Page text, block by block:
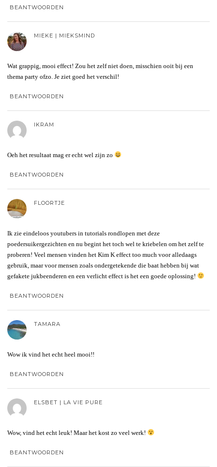
BEANTWOORDEN
MIEKE | MIEKSMIND
Wat grappig, mooi effect! Zou het zelf niet doen, misschien ooit bij een
thema party ofzo. Je ziet goed het verschil!
BEANTWOORDEN
IKRAM
Oeh het resultaat mag er echt wel zijn zo
BEANTWOORDEN
FLOORTJE
Ik zie eindeloos youtubers in tutorials rondlopen met deze
poedersuikergezichten en nu begint het toch wel te kriebelen om het zelf te
proberen! Veel mensen vinden het Kim K effect too much voor alledaags
gebruik, maar voor mensen zoals ondergetekende die baat hebben bij wat
gefakete jukbeenderen en een verlicht effect is het een goede oplossing!
BEANTWOORDEN
TAMARA
Wow ik vind het echt heel mooi!!
BEANTWOORDEN
ELSBET | LA VIE PURE
Wow, vind het echt leuk! Maar het kost zo veel werk!
BEANTWOORDEN